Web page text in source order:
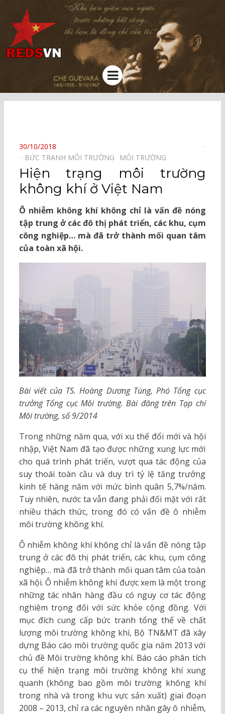
Kênh chia sẻ tri thức cộng đồng
Menu
POSTED
ON
30/10/2018
BỨC TRANH MÔI TRƯỜNG⠀
MÔI TRƯỜNG⠀
Hiện trạng môi trường
không khí ở Việt Nam
Ô nhiễm không khí không chỉ là vấn đề nóng
tập trung ở các đô thị phát triển, các khu, cụm
công nghiệp… mà đã trở thành mối quan tâm
của toàn xã hội.
Bài viết của TS. Hoàng Dương Tùng, Phó Tổng cục
trưởng Tổng cục Môi trường. Bài đăng trên Tạp chí
Môi trường, số 9/2014
Trong những năm qua, với xu thế đổi mới và hội
nhập, Việt Nam đã tạo được những xung lực mới
cho quá trình phát triển, vượt qua tác động của
suy thoái toàn cầu và duy trì tỷ lệ tăng trưởng
kinh tế hàng năm với mức bình quân 5,7%/năm.
Tuy nhiên, nước ta vẫn đang phải đối mặt với rất
nhiều thách thức, trong đó có vấn đề ô nhiễm
môi trường không khí.
Ô nhiễm không khí không chỉ là vấn đề nóng tập
trung ở các đô thị phát triển, các khu, cụm công
nghiệp… mà đã trở thành mối quan tâm của toàn
xã hội. Ô nhiễm không khí được xem là một trong
những tác nhân hàng đầu có nguy cơ tác động
nghiêm trọng đối với sức khỏe cộng đồng. Với
mục đích cung cấp bức tranh tổng thể về chất
lượng môi trường không khí, Bộ TN&MT đã xây
dựng Báo cáo môi trường quốc gia năm 2013 với
chủ đề Môi trường không khí. Báo cáo phân tích
cụ thể hiện trạng môi trường không khí xung
quanh (không bao gồm môi trường không khí
trong nhà và trong khu vực sản xuất) giai đoạn
2008 – 2013, chỉ ra các nguyên nhân gây ô nhiễm,